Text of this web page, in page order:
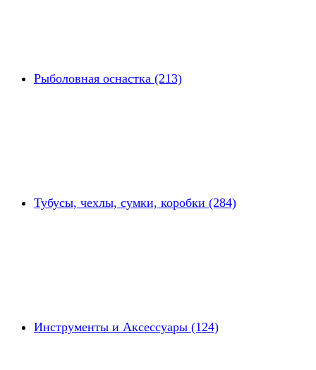
Рыболовная оснастка (213)
Тубусы, чехлы, сумки, коробки (284)
Инструменты и Аксессуары (124)